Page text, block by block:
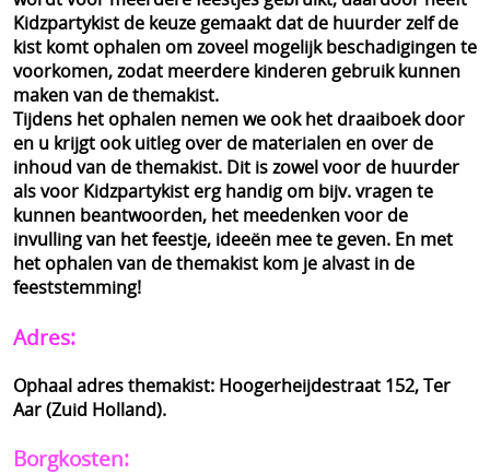
Kidzpartykist de keuze gemaakt dat de huurder zelf de
kist komt ophalen om zoveel mogelijk beschadigingen te
voorkomen, zodat meerdere kinderen gebruik kunnen
maken van de themakist.
Tijdens het ophalen nemen we ook het draaiboek door
en u krijgt ook uitleg over de materialen en over de
inhoud van de themakist. Dit is zowel voor de huurder
als voor Kidzpartykist erg handig om bijv. vragen te
kunnen beantwoorden, het meedenken voor de
invulling van het feestje, ideeën mee te geven. En met
het ophalen van de themakist kom je alvast in de
feeststemming!
Adres:
Ophaal adres themakist: Hoogerheijdestraat 152, Ter
Aar (Zuid Holland).
Borgkosten: